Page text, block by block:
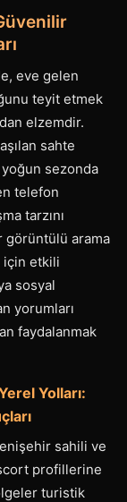
eve gelen
teyit etmek
elzemdir.
sahte
sezonda
telefon
tarzını
görüntülü arama
için etkili
sosyal
yorumları
faydalanmak
Yolları:
sahili ve
profillerine
turistik